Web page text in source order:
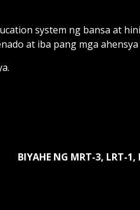
system ng bansa at
at iba pang mga
BIYAHE NG MRT-3, LRT-